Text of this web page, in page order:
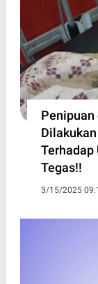
Penipuan
Terhadap
Tegas!!
3/15/2025